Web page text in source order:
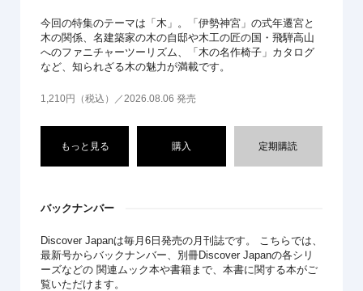
今回の特集のテーマは「木」。「伊勢神宮」の式年遷宮と
木の関係、名建築家の木の自邸や木工の匠の国・飛騨高山
へのファニチャーツーリズム、「木の名作椅子」カタログ
など、知られざる木の魅力が満載です。
1,210円（税込）／2026.08.06 発売
もっと見る 購入 定期購読
バックナンバー
Discover Japanは毎月6日発売の月刊誌です。 こちらでは、
最新号からバックナンバー、別冊Discover Japanの各シリ
ーズなどの 関連ムック本や書籍まで、本書に関する本がご
覧いただけます。